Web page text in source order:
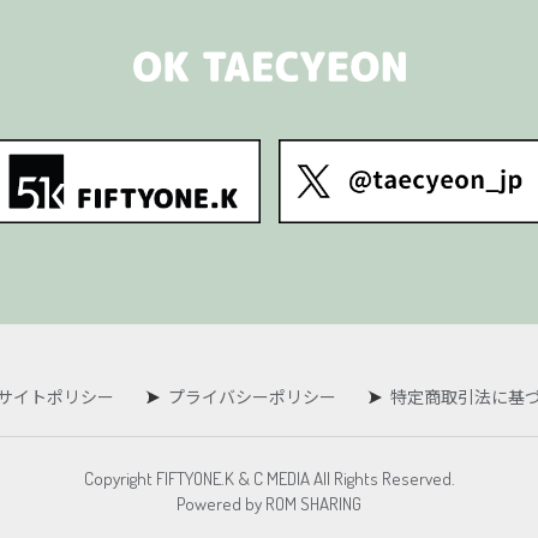
イトポリシー プライバシーポリシー 特定商取引法に基
Copyright FIFTYONE.K & C MEDIA All Rights Reserved.
Powered by ROM SHARING